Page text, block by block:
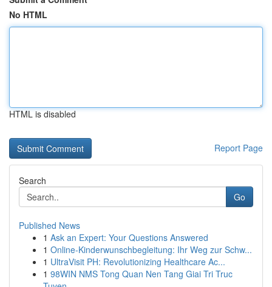
No HTML
HTML is disabled
Report Page
Search
Go
Published News
1 Ask an Expert: Your Questions Answered
1 Online-Kinderwunschbegleitung: Ihr Weg zur Schw...
1 UltraVisit PH: Revolutionizing Healthcare Ac...
1 98WIN NMS Tong Quan Nen Tang Giai Tri Truc